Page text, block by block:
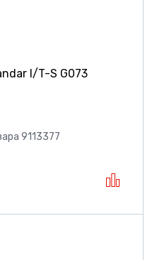
I/T-S G073
9113377